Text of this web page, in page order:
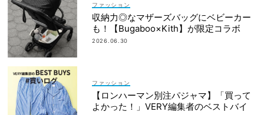
ファッション
収納力◎なマザーズバッグにベビーカー
も！【Bugaboo×Kith】が限定コラボ
2026.06.30
ファッション
【ロンハーマン別注パジャマ】「買って
よかった！」VERY編集者のベストバイ